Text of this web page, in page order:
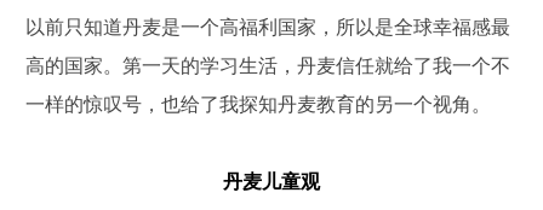
以前只知道丹麦是一个高福利国家，所以是全球幸福感最
高的国家。第一天的学习生活，丹麦信任就给了我一个不
一样的惊叹号，也给了我探知丹麦教育的另一个视角。
丹麦儿童观